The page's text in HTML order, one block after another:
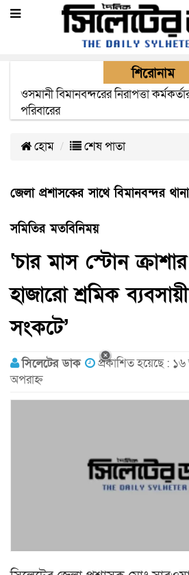
শিরোনাম
এক মাসের মধ্যে সিলেট-জাফলং রেললাইন
দৃশ্যমান হবে- শ্রম মন্ত্রী
হোম শেষ পাতা
জেলা প্রশাসকের সাথে বিমানবন্দর
সমিতির মতবিনিময়
‘চার মাস স্টোন
হাজারো শ্রমিক
সংকটে’
সিলেটের ডাক
প্রকাশিত হয়েছে :
অপরাহ্ন